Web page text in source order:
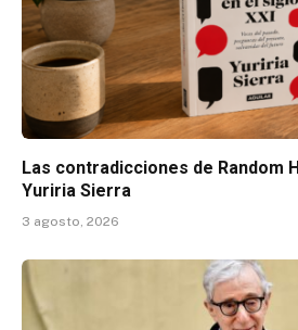
Las contradicciones de Random
Yuriria Sierra
3 agosto, 2026